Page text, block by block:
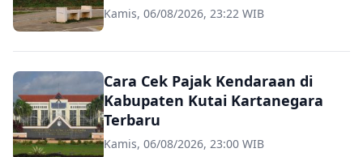
Kamis, 06/08/2026, 23:22 WIB
Cara Cek Pajak Kendaraan di
Kabupaten Kutai Kartanegara
Terbaru
Kamis, 06/08/2026, 23:00 WIB